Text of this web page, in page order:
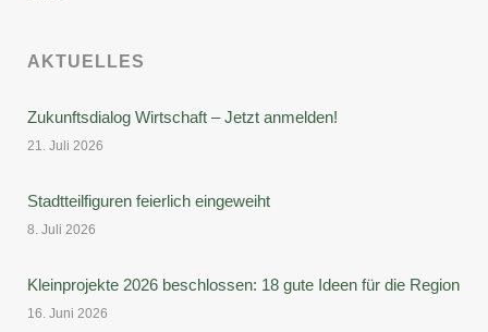
AKTUELLES
Zukunftsdialog Wirtschaft – Jetzt anmelden!
21. Juli 2026
Stadtteilfiguren feierlich eingeweiht
8. Juli 2026
Kleinprojekte 2026 beschlossen: 18 gute Ideen für die Region
16. Juni 2026